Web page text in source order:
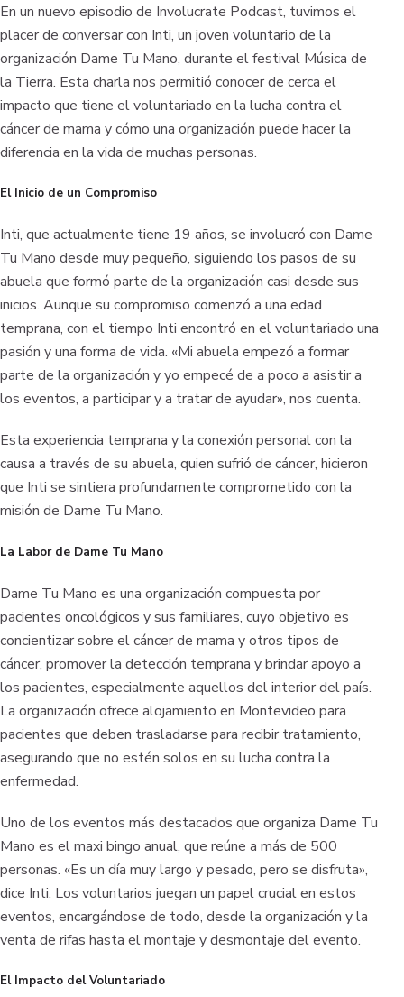
En un nuevo episodio de Involucrate Podcast, tuvimos el
placer de conversar con Inti, un joven voluntario de la
organización Dame Tu Mano, durante el festival Música de
la Tierra. Esta charla nos permitió conocer de cerca el
impacto que tiene el voluntariado en la lucha contra el
cáncer de mama y cómo una organización puede hacer la
diferencia en la vida de muchas personas.
El Inicio de un Compromiso
Inti, que actualmente tiene 19 años, se involucró con Dame
Tu Mano desde muy pequeño, siguiendo los pasos de su
abuela que formó parte de la organización casi desde sus
inicios. Aunque su compromiso comenzó a una edad
temprana, con el tiempo Inti encontró en el voluntariado una
pasión y una forma de vida. «Mi abuela empezó a formar
parte de la organización y yo empecé de a poco a asistir a
los eventos, a participar y a tratar de ayudar», nos cuenta.
Esta experiencia temprana y la conexión personal con la
causa a través de su abuela, quien sufrió de cáncer, hicieron
que Inti se sintiera profundamente comprometido con la
misión de Dame Tu Mano.
La Labor de Dame Tu Mano
Dame Tu Mano es una organización compuesta por
pacientes oncológicos y sus familiares, cuyo objetivo es
concientizar sobre el cáncer de mama y otros tipos de
cáncer, promover la detección temprana y brindar apoyo a
los pacientes, especialmente aquellos del interior del país.
La organización ofrece alojamiento en Montevideo para
pacientes que deben trasladarse para recibir tratamiento,
asegurando que no estén solos en su lucha contra la
enfermedad.
Uno de los eventos más destacados que organiza Dame Tu
Mano es el maxi bingo anual, que reúne a más de 500
personas. «Es un día muy largo y pesado, pero se disfruta»,
dice Inti. Los voluntarios juegan un papel crucial en estos
eventos, encargándose de todo, desde la organización y la
venta de rifas hasta el montaje y desmontaje del evento.
El Impacto del Voluntariado